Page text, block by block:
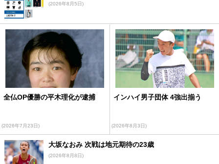
(2026年8月5日)
全仏OP優勝の平木理化が逮捕
(2026年7月23日)
インハイ男子団体 4強出揃う
(2026年8月3日)
大坂なおみ 次戦は地元期待の23歳
(2026年8月8日)